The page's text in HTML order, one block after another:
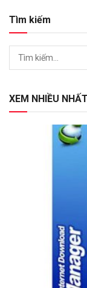
Tìm kiếm
XEM NHIỀU NHẤT